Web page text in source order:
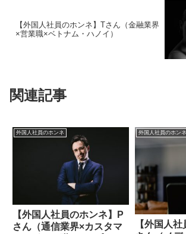
【外国人社員のホンネ】Tさん（金融業界
×営業職×ベトナム・ハノイ）
関連記事
外国人社員のホンネ
【外国人社員のホンネ】P
さん（通信業界×カスタマ
外国人社員のホンネ
【外国人